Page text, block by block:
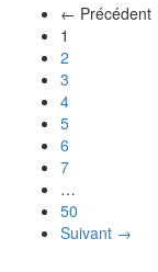
← Précédent
1
2
3
4
5
6
7
…
50
Suivant →